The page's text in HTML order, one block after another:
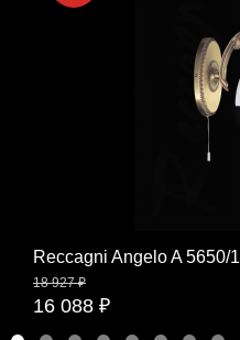
Reccagni Angelo A 5650/1
18 927 ₽
16 088 ₽